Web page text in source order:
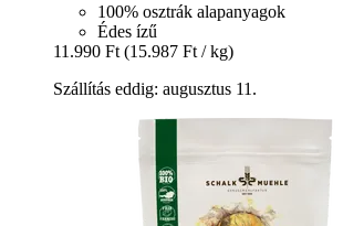
100% osztrák alapanyagok
Édes ízű
11.990 Ft (15.987 Ft / kg)
Szállítás eddig: augusztus 11.